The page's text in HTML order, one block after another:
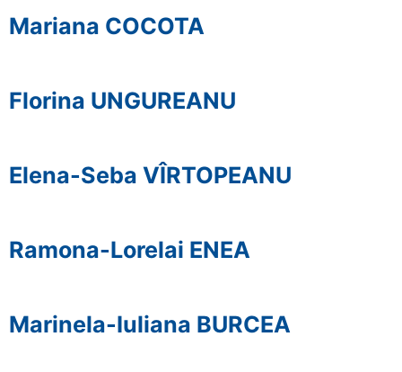
Mariana COCOTA
Florina UNGUREANU
Elena-Seba VÎRTOPEANU
Ramona-Lorelai ENEA
Marinela-Iuliana BURCEA